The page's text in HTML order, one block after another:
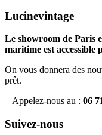
Lucinevintage
Le showroom de Paris
maritime est accessible
On vous donnera des
prêt.
Appelez-nous au : 06
Suivez-nous